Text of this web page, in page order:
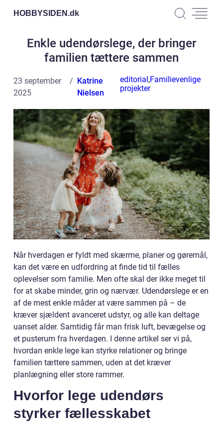
HOBBYSIDEN.dk
Enkle udendørslege, der bringer
familien tættere sammen
23 september
2025
Katrine
Nielsen
editorial,Familievenlige
projekter
Når hverdagen er fyldt med skærme, planer og gøremål,
kan det være en udfordring at finde tid til fælles
oplevelser som familie. Men ofte skal der ikke meget til
for at skabe minder, grin og nærvær. Udendørslege er en
af de mest enkle måder at være sammen på – de
kræver sjældent avanceret udstyr, og alle kan deltage
uanset alder. Samtidig får man frisk luft, bevægelse og
et pusterum fra hverdagen. I denne artikel ser vi på,
hvordan enkle lege kan styrke relationer og bringe
familien tættere sammen, uden at det kræver
planlægning eller store rammer.
Hvorfor lege udendørs
styrker fællesskabet